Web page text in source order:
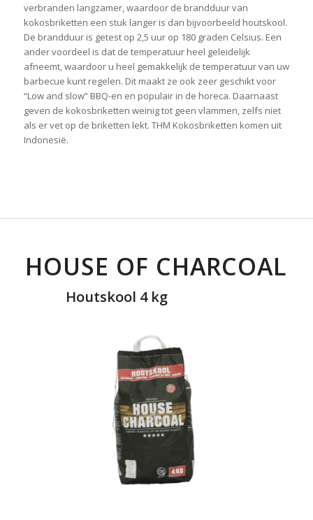
verbranden langzamer, waardoor de brandduur van
kokosbriketten een stuk langer is dan bijvoorbeeld houtskool.
De brandduur is getest op 2,5 uur op 180 graden Celsius. Een
ander voordeel is dat de temperatuur heel geleidelijk
afneemt, waardoor u heel gemakkelijk de temperatuur van uw
barbecue kunt regelen. Dit maakt ze ook zeer geschikt voor
“Low and slow” BBQ-en en populair in de horeca. Daarnaast
geven de kokosbriketten weinig tot geen vlammen, zelfs niet
als er vet op de briketten lekt. THM Kokosbriketten komen uit
Indonesië.
HOUSE OF CHARCOAL
Houtskool 4 kg